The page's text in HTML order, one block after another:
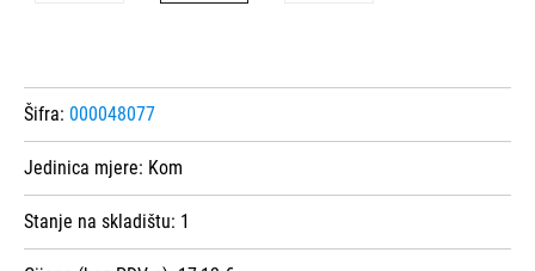
Šifra: 000048077
Jedinica mjere: Kom
Stanje na skladištu: 1